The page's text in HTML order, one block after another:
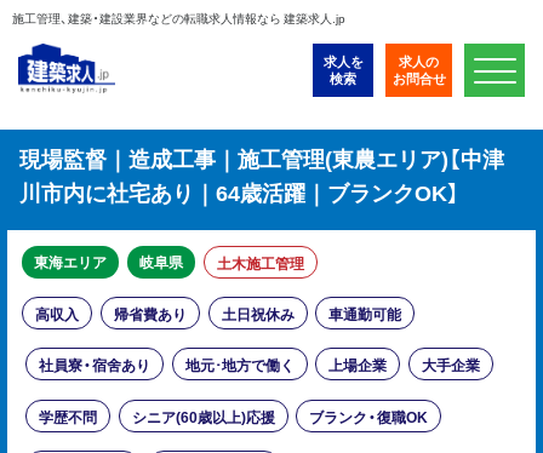
施工管理、建築・建設業界などの転職求人情報なら 建築求人.jp
求人を
検索
求人の
お問合せ
現場監督｜造成工事｜施工管理(東農エリア)【中津
川市内に社宅あり｜64歳活躍｜ブランクOK】
東海エリア 岐阜県 土木施工管理
高収入 帰省費あり 土日祝休み 車通勤可能
社員寮・宿舍あり 地元･地方で働く 上場企業 大手企業
学歴不問 シニア(60歳以上)応援 ブランク・復職OK